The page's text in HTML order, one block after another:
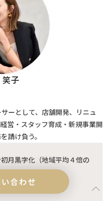
子
ーとして、店舗開発、リニュ
営・スタッフ育成・新規事業開
請け負う。
月黒字化（地域平均４倍の
3500万円
合わせ